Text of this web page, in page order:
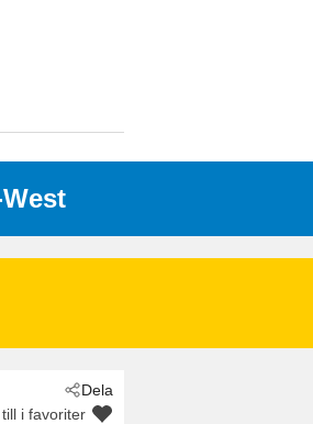
Dela
i favoriter